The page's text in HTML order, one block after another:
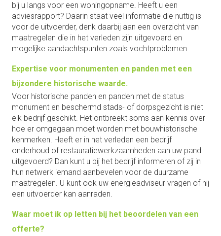
bij u langs voor een woningopname. Heeft u een
adviesrapport? Daarin staat veel informatie die nuttig is
voor de uitvoerder, denk daarbij aan een overzicht van
maatregelen die in het verleden zijn uitgevoerd en
mogelijke aandachtspunten zoals vochtproblemen.
Expertise voor monumenten en panden met een
bijzondere historische waarde.
Voor historische panden en panden met de status
monument en beschermd stads- of dorpsgezicht is niet
elk bedrijf geschikt. Het ontbreekt soms aan kennis over
hoe er omgegaan moet worden met bouwhistorische
kenmerken. Heeft er in het verleden een bedrijf
onderhoud of restauratiewerkzaamheden aan uw pand
uitgevoerd? Dan kunt u bij het bedrijf informeren of zij in
hun netwerk iemand aanbevelen voor de duurzame
maatregelen. U kunt ook uw energieadviseur vragen of hij
een uitvoerder kan aanraden.
Waar moet ik op letten bij het beoordelen van een
offerte?